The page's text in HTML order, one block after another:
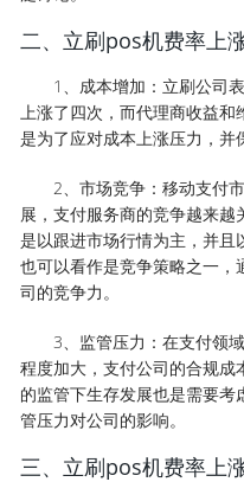
二、立刷pos机费率上
1、成本增加：立刷公司
上涨了四次，而代理商收益
是为了应对成本上涨压力，并
2、市场竞争：移动支付
展，支付服务商的竞争越来
是以跟进市场行情为主，并
也可以看作是竞争策略之一
司的竞争力。
3、监管压力：在支付领
程度加大，支付公司的合规
的监管下生存发展也是需要
管压力对公司的影响。
三、立刷pos机费率上